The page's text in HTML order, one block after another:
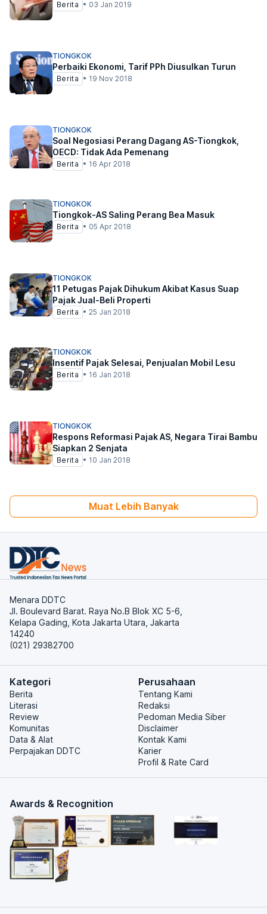
Berita • 03 Jan 2019
TIONGKOK
Perbaiki Ekonomi, Tarif PPh Diusulkan Turun
Berita • 19 Nov 2018
TIONGKOK
Soal Negosiasi Perang Dagang AS-Tiongkok,
OECD: Tidak Ada Pemenang
Berita • 16 Apr 2018
TIONGKOK
Tiongkok-AS Saling Perang Bea Masuk
Berita • 05 Apr 2018
TIONGKOK
11 Petugas Pajak Dihukum Akibat Kasus Suap
Pajak Jual-Beli Properti
Berita • 25 Jan 2018
TIONGKOK
Insentif Pajak Selesai, Penjualan Mobil Lesu
Berita • 16 Jan 2018
TIONGKOK
Respons Reformasi Pajak AS, Negara Tirai Bambu
Siapkan 2 Senjata
Berita • 10 Jan 2018
Muat Lebih Banyak
Menara DDTC
Jl. Boulevard Barat. Raya No.B Blok XC 5-6,
Kelapa Gading, Kota Jakarta Utara, Jakarta
14240
(021) 29382700
Kategori
Berita
Literasi
Review
Komunitas
Data & Alat
Perpajakan DDTC
Perusahaan
Tentang Kami
Redaksi
Pedoman Media Siber
Disclaimer
Kontak Kami
Karier
Profil & Rate Card
Awards & Recognition